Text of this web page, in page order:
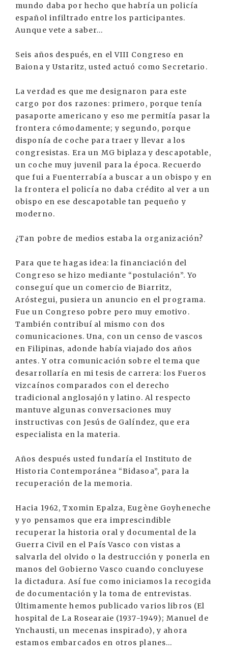
mundo daba por hecho que habría un policía
español infiltrado entre los participantes.
Aunque vete a saber…
Seis años después, en el VIII Congreso en
Baiona y Ustaritz, usted actuó como Secretario.
La verdad es que me designaron para este
cargo por dos razones: primero, porque tenía
pasaporte americano y eso me permitía pasar la
frontera cómodamente; y segundo, porque
disponía de coche para traer y llevar a los
congresistas. Era un MG biplaza y descapotable,
un coche muy juvenil para la época. Recuerdo
que fui a Fuenterrabía a buscar a un obispo y en
la frontera el policía no daba crédito al ver a un
obispo en ese descapotable tan pequeño y
moderno.
¿Tan pobre de medios estaba la organización?
Para que te hagas idea: la financiación del
Congreso se hizo mediante “postulación”. Yo
conseguí que un comercio de Biarritz,
Aróstegui, pusiera un anuncio en el programa.
Fue un Congreso pobre pero muy emotivo.
También contribuí al mismo con dos
comunicaciones. Una, con un censo de vascos
en Filipinas, adonde había viajado dos años
antes. Y otra comunicación sobre el tema que
desarrollaría en mi tesis de carrera: los Fueros
vizcaínos comparados con el derecho
tradicional anglosajón y latino. Al respecto
mantuve algunas conversaciones muy
instructivas con Jesús de Galíndez, que era
especialista en la materia.
Años después usted fundaría el Instituto de
Historia Contemporánea “Bidasoa”, para la
recuperación de la memoria.
Hacia 1962, Txomin Epalza, Eugène Goyheneche
y yo pensamos que era imprescindible
recuperar la historia oral y documental de la
Guerra Civil en el País Vasco con vistas a
salvarla del olvido o la destrucción y ponerla en
manos del Gobierno Vasco cuando concluyese
la dictadura. Así fue como iniciamos la recogida
de documentación y la toma de entrevistas.
Últimamente hemos publicado varios libros (El
hospital de La Rosearaie (1937-1949); Manuel de
Ynchausti, un mecenas inspirado), y ahora
estamos embarcados en otros planes…